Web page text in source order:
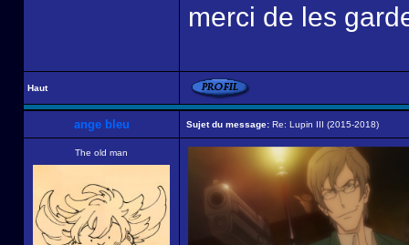
merci de les
Haut
ange bleu Sujet du message: Re: Lupin III (2015-2018)
The old man